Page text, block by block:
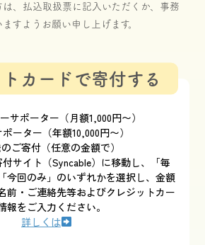
、払込取扱票に記入いただくか、事務
すようお願い申し上げます。
カードで寄付する
サポーター（月額1,000円〜）
ーター（年額10,000円〜）
ご寄付（任意の金額で）
サイト（Syncable）に移動し、「毎
今回のみ」のいずれかを選択し、金額
前・ご連絡先等およびクレジットカー
報をご入力ください。
詳しくは